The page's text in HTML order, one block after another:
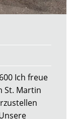
Ich freue
St. Martin